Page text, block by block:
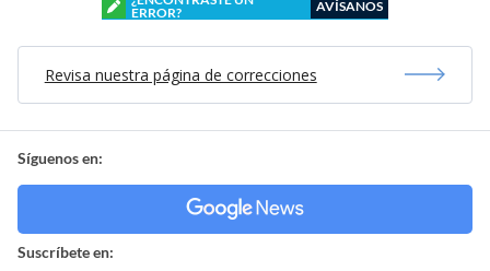
ERROR?
AVÍSANOS
Revisa nuestra página de correcciones
Síguenos en:
Suscríbete en: